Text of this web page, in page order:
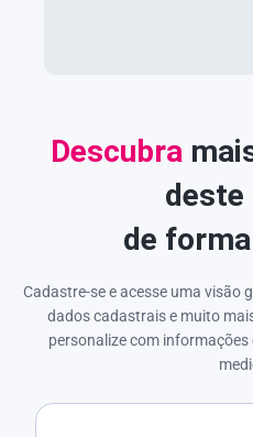
Descubra
deste
de
Cadastre-se e acesse uma visão
dados cadastrais e muito
personalize com